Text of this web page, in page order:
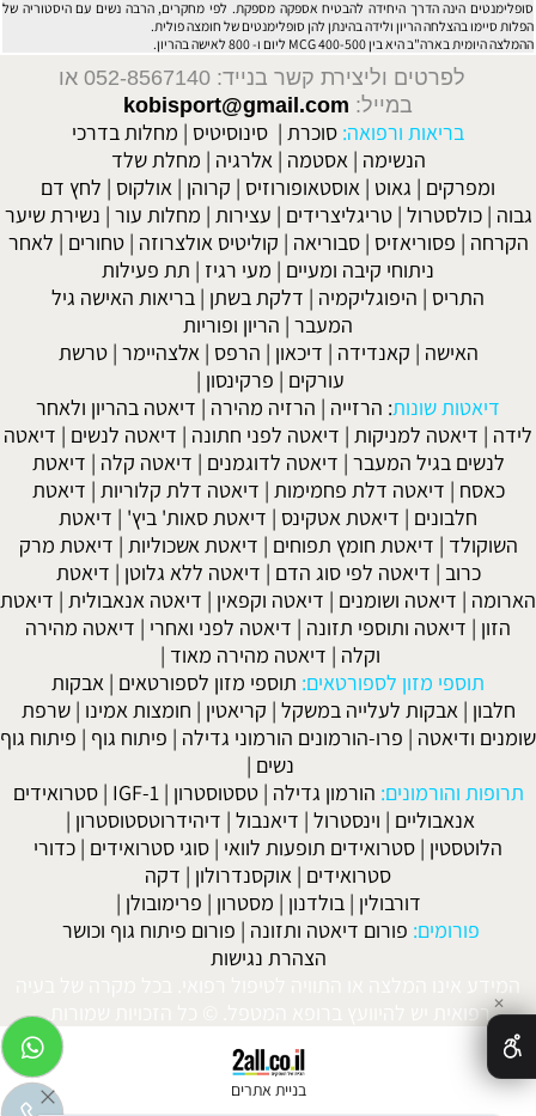
סופלימנטים הינה הדרך היחידה להבטיח אספקה מספקת. לפי מחקרים, הרבה נשים עם היסטוריה של
הפלות סיימו בהצלחה הריון ולידה בהינתן להן סופלימנטים של חומצה פולית.
ההמלצה היומית בארה"ב היא בין 400-500 MCG ליום ו- 800 לאישה בהריון.
לפרטים וליצירת קשר בנייד: 052-8567140
או
במייל: kobisport@gmail.com
בריאות ורפואה: סוכרת | סינוסיטיס | מחלות בדרכי
הנשימה | אסטמה | אלרגיה | מחלת שלד
ומפרקים | גאוט | אוסטאופורוזיס | קרוהן | אולקוס | לחץ דם
גבוה |כולסטרול |טריגליצרידים | עצירות | מחלות עור | נשירת שיער
הקרחה | פסוריאזיס |סבוריאה | קוליטיס אולצרוזה |טחורים | לאחר
ניתוחי קיבה ומעיים | מעי רגיז | תת פעילות
התריס | היפוגליקמיה | דלקת בשתן | בריאות האישה גיל
המעבר | הריון ופוריות
האישה | קאנדידה | דיכאון | הרפס | אלצהיימר |טרשת
עורקים | פרקינסון |
דיאטות שונות: הרזייה | הרזיה מהירה | דיאטה בהריון ולאחר
לידה | דיאטה למניקות | דיאטה לפני חתונה | דיאטה לנשים | דיאטה
לנשים בגיל המעבר | דיאטה לדוגמנים | דיאטה קלה | דיאטת
כאסח | דיאטה דלת פחמימות | דיאטה דלת קלוריות | דיאטת
חלבונים | דיאטת אטקינס | דיאטת סאות' ביץ' | דיאטת
השוקולד | דיאטת חומץ תפוחים | דיאטת אשכוליות | דיאטת מרק
כרוב | דיאטה לפי סוג הדם | דיאטה ללא גלוטן | דיאטת
הארומה | דיאטה ושומנים | דיאטה וקפאין | דיאטה אנאבולית | דיאטת
הזון | דיאטה ותוספי תזונה | דיאטה לפני ואחרי | דיאטה מהירה
וקלה | דיאטה מהירה מאוד |
תוספי מזון לספורטאים: תוספי מזון לספורטאים | אבקות
חלבון | אבקות לעלייה במשקל | קריאטין | חומצות אמינו |שרפת
שומנים ודיאטה | פרו-הורמונים הורמוני גדילה | פיתוח גוף | פיתוח גוף
נשים |
תרופות והורמונים: הורמון גדילה |טסטוסטרון |
IGF-1
|סטרואידים
אנאבוליים | וינסטרול | דיאנבול | דיהידרוטסטוסטרון |
הלוטסטין | סטרואידים תופעות לוואי | סוגי סטרואידים | כדורי
סטרואידים | אוקסנדרולון | דקה
דורבולין | בולדנון | מסטרון | פרימובולן |
פורומים: פורום דיאטה ותזונה | פורום פיתוח גוף וכושר
הצהרת נגישות
המידע אינו המלצה או התוויה לטיפול רפואי. בכל מקרה של בעיה
רפואית יש להיוועץ ברופא המטפל. © כל הזכויות שמורות.
בניית אתרים
✕